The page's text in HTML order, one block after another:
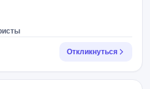
Откликнуться